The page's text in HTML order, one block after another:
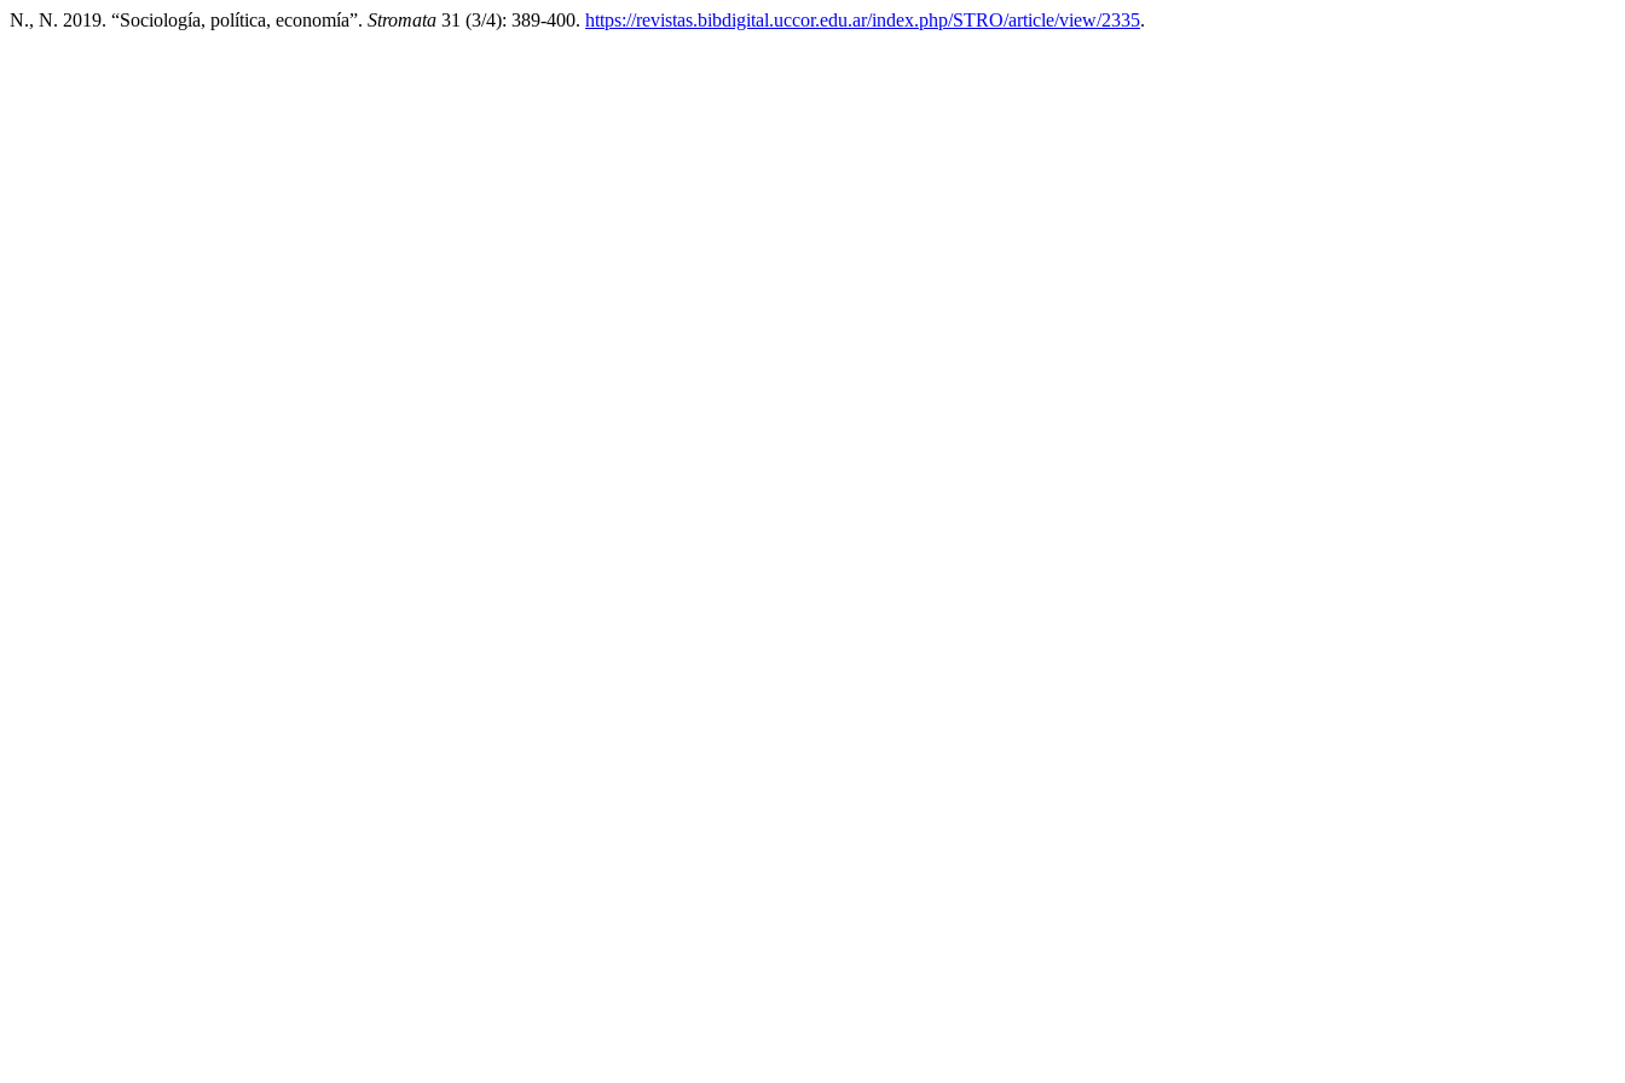
N., N. 2019. “Sociología, política, economía”. Stromata 31 (3/4): 389-400. https://revistas.bibdigital.uccor.edu.ar/index.php/STRO/article/view/2335.